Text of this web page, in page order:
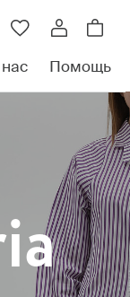
Помощь